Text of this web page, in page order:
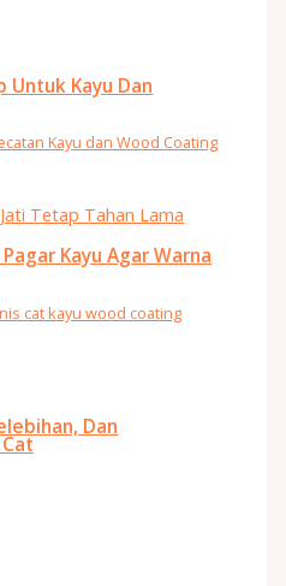
Untuk Kayu Dan
Kayu dan Wood Coating
Kayu Agar Warna
cat kayu wood coating
Dan